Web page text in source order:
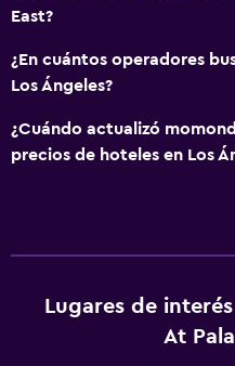
East?
¿En cuántos operadores
Los Ángeles?
¿Cuándo actualizó
precios de hoteles en Los
Lugares de
At